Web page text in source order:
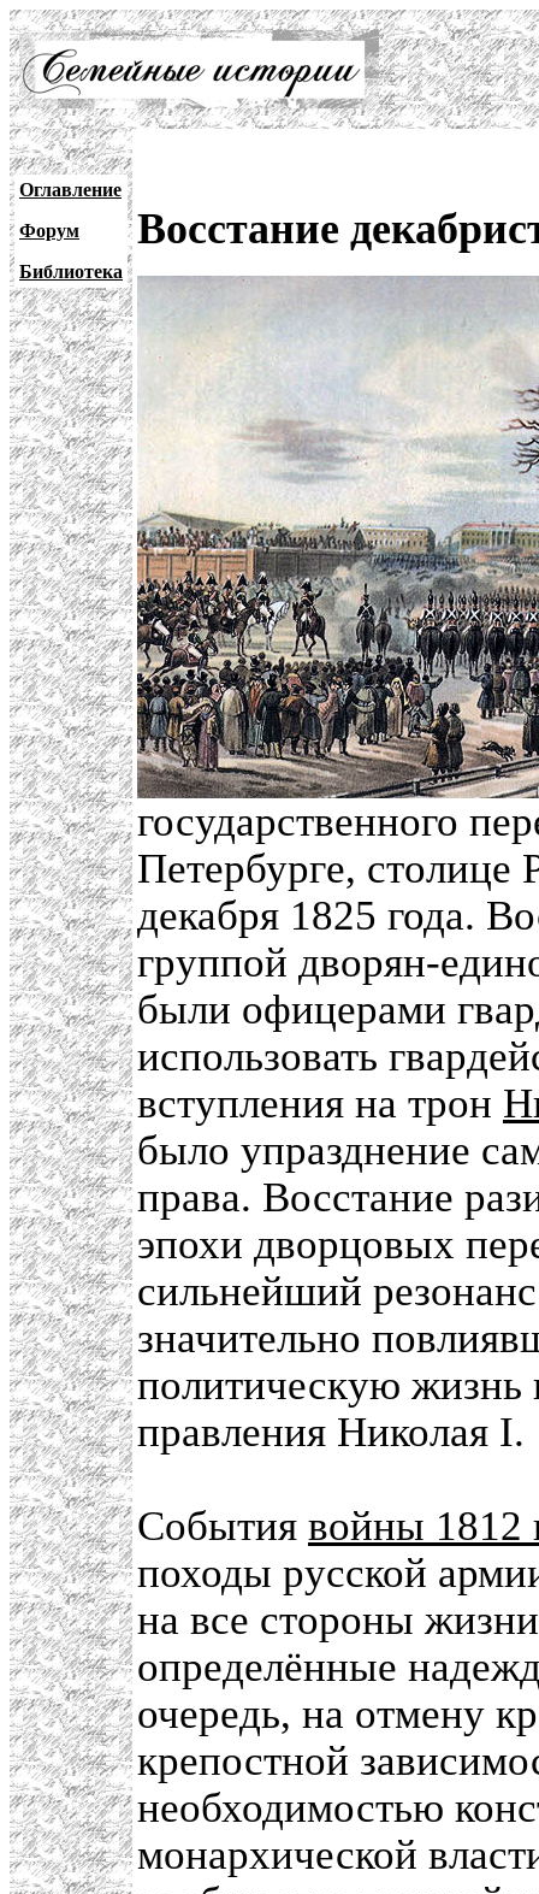
Оглавление
Форум
Библиотека
Восстание
государственного
Петербурге,
декабря 1825 года.
группой дворян-
были офицерами
использовать
вступления на трон
было упразднение
права. Восстание
эпохи дворцовых
сильнейший
значительно
политическую жизнь
правления Николая I.
События войны 1812
походы русской
на все стороны
определённые
очередь, на отмену
крепостной
необходимостью
монархической